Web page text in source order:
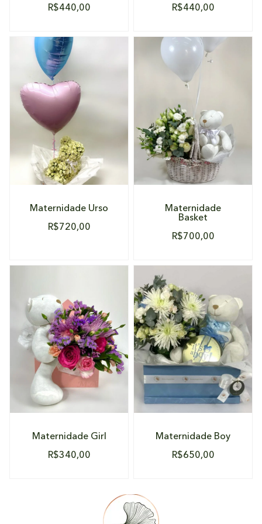
R$440,00 R$440,00
DETALHES
Maternidade Urso
R$720,00
DETALHES
Maternidade
Basket
R$700,00
DETALHES
Maternidade Girl
R$340,00
DETALHES
Maternidade Boy
R$650,00